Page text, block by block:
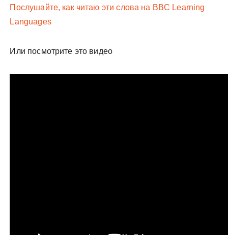
Послушайте, как читаю эти слова на BBC Learning
Languages
Или посмотрите это видео